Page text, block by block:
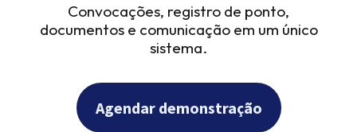
Convocações, registro de ponto,
documentos e comunicação em um único
sistema.
Agendar demonstração